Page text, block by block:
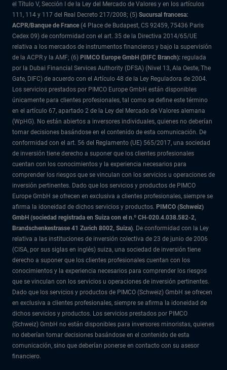
el Título V, Sección I de la Ley del Mercado de Valores y en los artículos
111, 114 y 117 del Real Decreto 217/2008; (5) Sucursal francesa:
ACPR/Banque de France (4 Place de Budapest, CS 92459, 75436 Paris
Cedex 09) de conformidad con el art. 35 de la Directiva 2014/65/UE
relativa a los mercados de instrumentos financieros y bajo la supervisión
de la ACPR y la AMF; (6) PIMCO Europe GmbH (DIFC Branch): regulada
por la Dubai Financial Services Authority (DFSA) (Nivel 13, Ala Oeste, The
Gate, DIFC) de acuerdo con el Artículo 48 de la Ley Reguladora de 2004.
Los servicios prestados por PIMCO Europe GmbH están disponibles
únicamente para clientes profesionales, tal como se define este término
en el artículo 67, apartado 2 de la Ley del Mercado de Valores alemana
(WpHG). No están abiertos a inversores individuales, quienes no deberían
tomar decisiones basándose en el contenido de esta comunicación. De
conformidad con el art. 56 del Reglamento (UE) 565/2017, una sociedad
de inversión tiene derecho a suponer que los clientes profesionales
cuentan con los conocimientos y la experiencia necesarios para
comprender los riesgos que se vinculan con los servicios u operaciones de
inversión pertinentes. Dado que los servicios y productos de PIMCO
Europe GmbH se ofrecen en exclusiva a clientes profesionales, siempre se
afirma la idoneidad de dichos servicios y productos. PIMCO (Schweiz)
GmbH (sociedad registrada en Suiza con el n.º CH-020.4.038.582-2,
Brandschenkestrasse 41 Zurich 8002, Suiza). De conformidad con la Ley
relativa a las instituciones de inversión colectiva de 23 de junio de 2006
(CISA, por sus siglas en inglés) suiza, una sociedad de inversión tiene
derecho a suponer que los clientes profesionales cuentan con los
conocimientos y la experiencia necesarios para comprender los riesgos
que se vinculan con los servicios u operaciones de inversión pertinentes.
Dado que los servicios y productos de PIMCO (Schweiz) GmbH se ofrecen
en exclusiva a clientes profesionales, siempre se afirma la idoneidad de
dichos servicios y productos. Los servicios prestados por PIMCO
(Schweiz) GmbH no están disponibles para inversores minoristas, quienes
no deberían tomar decisiones basándose en el contenido de esta
comunicación, sino que deberían ponerse en contacto con su asesor
financiero.